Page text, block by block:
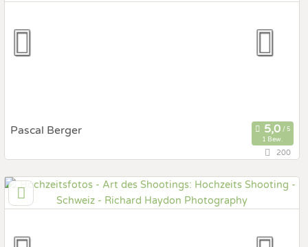
Fotobox mit Zubehör
Pascal Berger
1 Bew.
Art des Shootings:
Prewedding Shooting
Hochzeits Shooting
Fotostory
Fotobox mit Zubehör
200